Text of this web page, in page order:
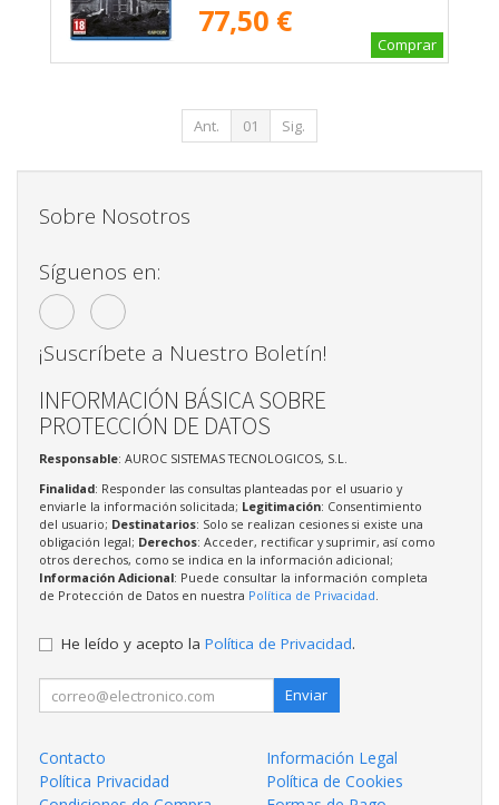
77,50 €
Comprar
Ant. 01 Sig.
Sobre Nosotros
Síguenos en:
¡Suscríbete a Nuestro Boletín!
INFORMACIÓN BÁSICA SOBRE
PROTECCIÓN DE DATOS
Responsable: AUROC SISTEMAS TECNOLOGICOS, S.L.
Finalidad: Responder las consultas planteadas por el usuario y
enviarle la información solicitada; Legitimación: Consentimiento
del usuario; Destinatarios: Solo se realizan cesiones si existe una
obligación legal; Derechos: Acceder, rectificar y suprimir, así como
otros derechos, como se indica en la información adicional;
Información Adicional: Puede consultar la información completa
de Protección de Datos en nuestra Política de Privacidad
He leído y acepto la Política de Privacidad.
Enviar
Contacto
Información Legal
Política Privacidad
Política de Cookies